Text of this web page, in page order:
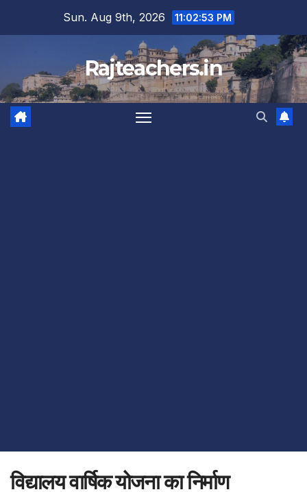
Sun. Aug 9th, 2026 11:02:54 PM
Rajteachers.in
विद्यालय वार्षिक योजना का निर्माण